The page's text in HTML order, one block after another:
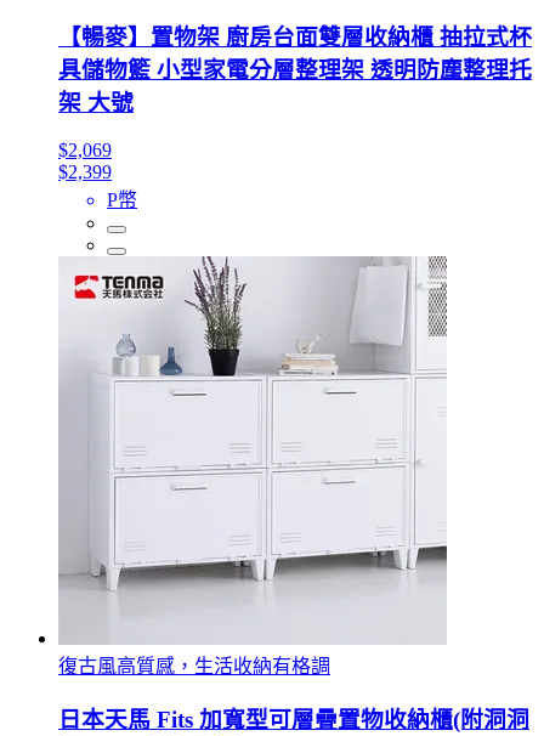
【暢麥】置物架 廚房台面雙層收納櫃 抽拉式杯
具儲物籃 小型家電分層整理架 透明防塵整理托
架 大號
$2,069
$2,399
P幣
復古風高質感，生活收納有格調
日本天馬 Fits 加寬型可層疊置物收納櫃(附洞洞